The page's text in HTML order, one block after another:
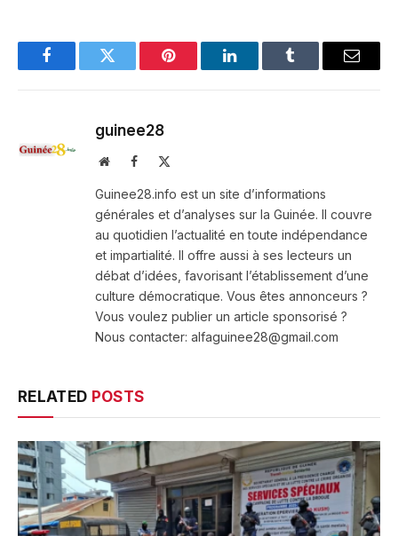
FacebookTwitter Pinterest LinkedInTumblr Email
guinee28
WebsiteFacebook
Guinee28.info est un site d’informations
générales et d’analyses sur la Guinée. Il couvre
au quotidien l’actualité en toute indépendance
et impartialité. Il offre aussi à ses lecteurs un
débat d’idées, favorisant l’établissement d’une
culture démocratique. Vous êtes annonceurs ?
Vous voulez publier un article sponsorisé ?
Nous contacter: alfaguinee28@gmail.com
RELATED POSTS